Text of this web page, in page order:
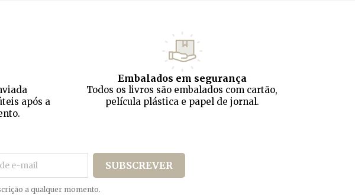
após a
Embalados em segurança
Todos os livros são embalados com cartão,
película plástica e papel de jornal.
a qualquer momento.